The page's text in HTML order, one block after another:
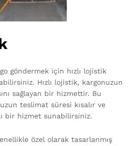
göndermek için hızlı lojistik
Hızlı lojistik, kargonuzun
sağlayan bir hizmettir. Bu
teslimat süresi kısalır ve
bir hizmet sunabilirsiniz.
özel olarak tasarlanmış